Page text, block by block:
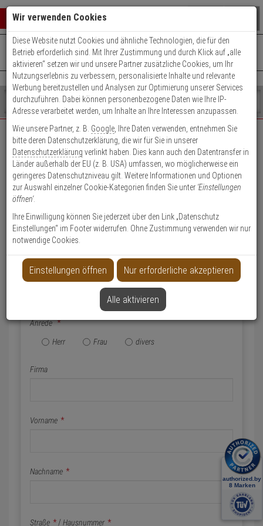
Warenkorb schließen
0 ARTIKEL IM WARENKORB
Ihr Warenkorb ist momentan leer.
Ergebnisse ()
Fertig
Shop
durchsuchen
Bitte
geben
Sie
mindestens
Zeichen
ein,
um
Suche
Es
wurde
noch
Kategorien
Suche
gestartet
+49 (0)821 899 493-0Mo. - Do.: 8:00 - 16:30 | Fr.: 8:00 - 14:00 Uhr
Kontaktservice nutzen
EXPERT-Security für Privatkunden
Das Beste für Ihre Sicherheit!
Geschäftskunden-
Konto anlegen
anlegen
Name & Anschrift
Anrede *
Herr
Frau divers
Firma
Vorname *
Nachname *
Straße * /Hausnummer *
Wir verwenden Cookies
Diese Website nutzt Cookies und ähnliche Technologien, die für den
Betrieb erforderlich sind. Mit Ihrer Zustimmung und durch Klick auf „alle
aktivieren“ setzen wir und unsere Partner zusätzliche Cookies, um Ihr
Nutzungserlebnis zu verbessern, personalisierte Inhalte und relevante
Werbung bereitzustellen und Analysen zur Optimierung unserer Services
durchzuführen. Dabei können personenbezogene Daten wie Ihre IP-
Adresse verarbeitet werden, um Inhalte an Ihre Interessen anzupassen.
Wie unsere Partner, z. B. Google , Ihre Daten verwenden, entnehmen Sie
bitte deren Datenschutzerklärung, die wir für Sie in unserer
Datenschutzerklärung verlinkt haben. Dies kann auch den Datentransfer in
Länder außerhalb der EU (z. B. USA) umfassen, wo möglicherweise ein
geringeres Datenschutzniveau gilt. Weitere Informationen und Optionen
zur Auswahl einzelner Cookie-Kategorien finden Sie unter 'Einstellungen
öffnen'.
Ihre Einwilligung können Sie jederzeit über den Link „Datenschutz
Einstellungen“ im Footer widerrufen. Ohne Zustimmung verwenden wir nur
notwendige Cookies.
Einstellungen öffnen Nur erforderliche akzeptieren
Alle aktivieren